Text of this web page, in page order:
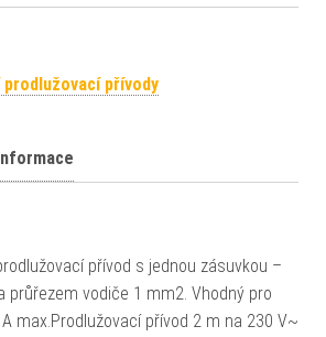
prodlužovací přívody
přívod s jednou zásuvkou –
průřezem vodiče 1 mm2. Vhodný pro
max.Prodlužovací přívod 2 m na 230 V~